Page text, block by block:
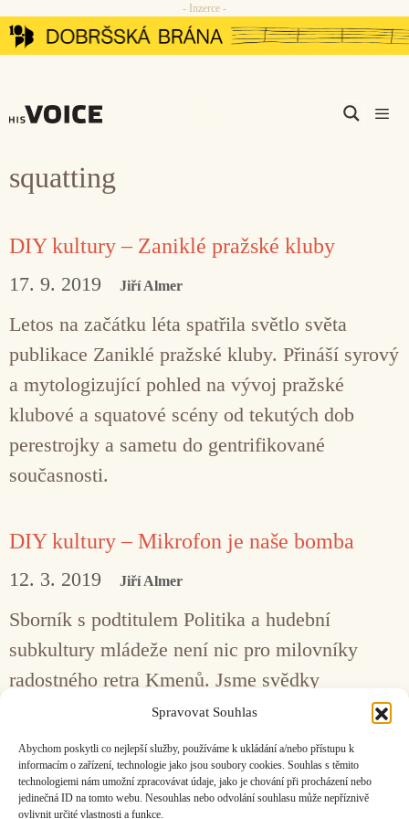
Spravovat Souhlas
Abychom poskytli co nejlepší služby, používáme k ukládání a/nebo přístupu k
informacím o zařízení, technologie jako jsou soubory cookies. Souhlas s těmito
technologiemi nám umožní zpracovávat údaje, jako je chování při procházení nebo
jedinečná ID na tomto webu. Nesouhlas nebo odvolání souhlasu může nepříznivě
ovlivnit určité vlastnosti a funkce.
Přeskočit
na
- Inzerce -
squatting
DIY kultury – Zaniklé pražské kluby
17. 9. 2019 Jiří Almer
Letos na začátku léta spatřila světlo světa
publikace Zaniklé pražské kluby. Přináší syrový
a mytologizující pohled na vývoj pražské
klubové a squatové scény od tekutých dob
perestrojky a sametu do gentrifikované
současnosti.
DIY kultury – Mikrofon je naše bomba
12. 3. 2019 Jiří Almer
Sborník s podtitulem Politika a hudební
subkultury mládeže není nic pro milovníky
radostného retra Kmenů. Jsme svědky
„vyhasínání významu hudebních subkultur
mládeže v souvislosti s politikou končícího
postsocialismu?“